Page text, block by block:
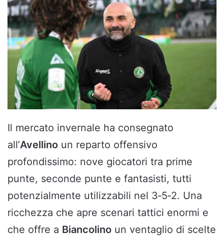
Il mercato invernale ha consegnato
all’Avellino un reparto offensivo
profondissimo: nove giocatori tra prime
punte, seconde punte e fantasisti, tutti
potenzialmente utilizzabili nel 3‑5‑2. Una
ricchezza che apre scenari tattici enormi e
che offre a Biancolino un ventaglio di scelte